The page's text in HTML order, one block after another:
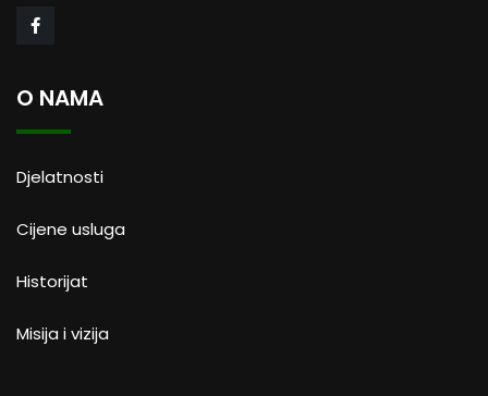
O NAMA
Djelatnosti
Cijene usluga
Historijat
Misija i vizija